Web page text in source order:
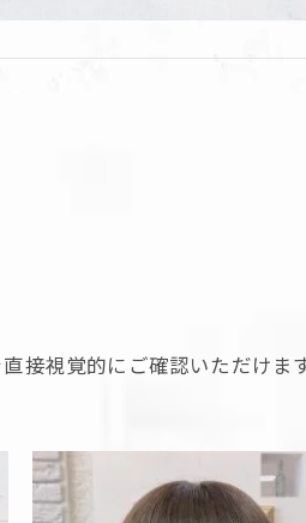
接視覚的にご確認いただけます